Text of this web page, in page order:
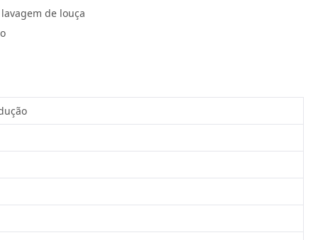
de louça